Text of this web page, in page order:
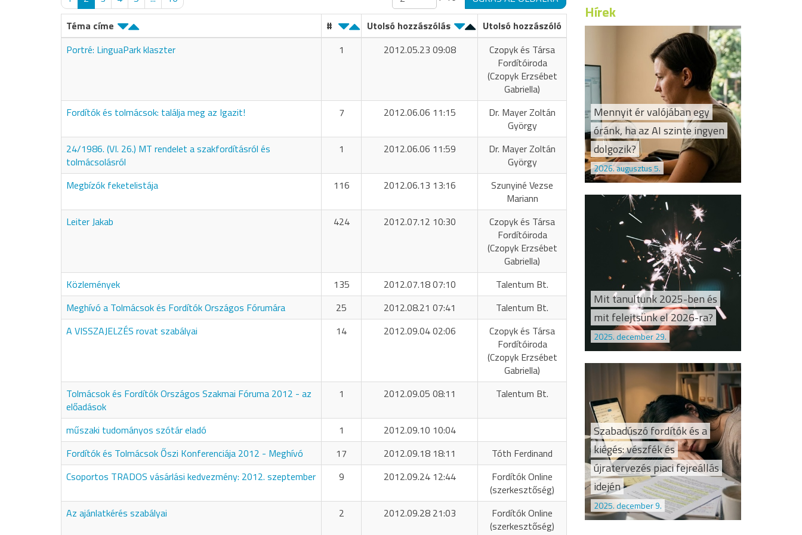
Téma címe
# Utolsó hozzászólás
Utolsó hozzászóló
Portré: LinguaPark klaszter
1 2012.05.23 09:08
Czopyk és Társa
Fordítóiroda
(Czopyk Erzsébet
Gabriella)
Fordítók és tolmácsok: találja meg az Igazit!
7 2012.06.06 11:15
Dr. Mayer Zoltán
György
24/1986. (VI. 26.) MT rendelet a szakfordításról és
tolmácsolásról
1 2012.06.06 11:59
Dr. Mayer Zoltán
György
Megbízók feketelistája
116 2012.06.13 13:16
Szunyiné Vezse
Mariann
Leiter Jakab
424 2012.07.12 10:30
Czopyk és Társa
Fordítóiroda
(Czopyk Erzsébet
Gabriella)
Közlemények
135 2012.07.18 07:10
Talentum Bt.
Meghívó a Tolmácsok és Fordítók Országos Fórumára
25 2012.08.21 07:41
Talentum Bt.
A VISSZAJELZÉS rovat szabályai
14 2012.09.04 02:06
Czopyk és Társa
Fordítóiroda
(Czopyk Erzsébet
Gabriella)
Tolmácsok és Fordítók Országos Szakmai Fóruma 2012 - az
előadások
1 2012.09.05 08:11 Talentum Bt.
műszaki tudományos szótár eladó 1
2012.09.10 10:04
Fordítók és Tolmácsok Őszi Konferenciája 2012 - Meghívó
17 2012.09.18 18:11
Tóth Ferdinand
Csoportos TRADOS vásárlási kedvezmény: 2012. szeptember
9 2012.09.24 12:44
Fordítók Online
(szerkesztőség)
Az ajánlatkérés szabályai
2 2012.09.28 21:03
Fordítók Online
(szerkesztőség)
Hírek
Mennyit ér valójában egy
óránk, ha az AI szinte ingyen
dolgozik?
2026. augusztus 5.
Mit tanultunk 2025-ben és
mit felejtsünk el 2026-ra?
2025. december 29.
Szabadúszó fordítók és a
kiégés: vészfék és
újratervezés piaci fejreállás
idején
2025. december 9.